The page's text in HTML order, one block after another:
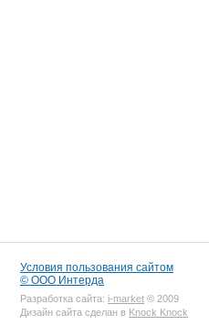
Условия пользования сайтом
© ООО Интерда
Разработка сайта: i-market © 2009
Дизайн сайта сделан в Knock Knock